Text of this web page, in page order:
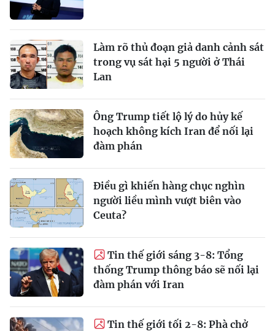
Làm rõ thủ đoạn giả danh cảnh sát
trong vụ sát hại 5 người ở Thái
Lan
Ông Trump tiết lộ lý do hủy kế
hoạch không kích Iran để nối lại
đàm phán
Điều gì khiến hàng chục nghìn
người liều mình vượt biên vào
Ceuta?
Tin thế giới sáng 3-8: Tổng
thống Trump thông báo sẽ nối lại
đàm phán với Iran
Tin thế giới tối 2-8: Phà chở